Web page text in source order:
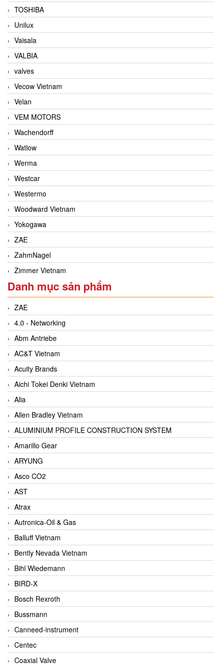
TOSHIBA
Unilux
Vaisala
VALBIA
valves
Vecow Vietnam
Velan
VEM MOTORS
Wachendorff
Watlow
Werma
Westcar
Westermo
Woodward Vietnam
Yokogawa
ZAE
ZahmNagel
Zimmer Vietnam
Danh mục sản phẩm
ZAE
4.0 - Networking
Abm Antriebe
AC&T Vietnam
Acuity Brands
Aichi Tokei Denki Vietnam
Alia
Allen Bradley Vietnam
ALUMINIUM PROFILE CONSTRUCTION SYSTEM
Amarillo Gear
ARYUNG
Asco CO2
AST
Atrax
Autronica-Oil & Gas
Balluff Vietnam
Bently Nevada Vietnam
Bihl Wiedemann
BIRD-X
Bosch Rexroth
Bussmann
Canneed-instrument
Centec
Coaxial Valve